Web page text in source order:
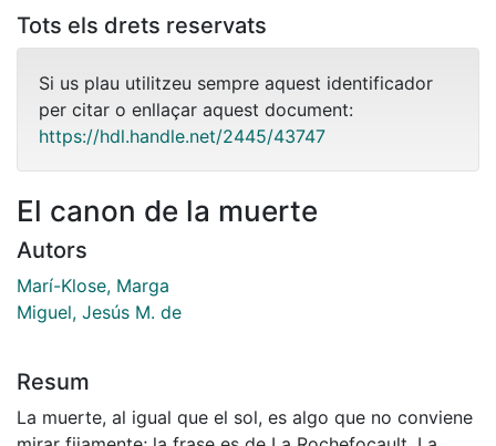
Tots els drets reservats
Si us plau utilitzeu sempre aquest identificador
per citar o enllaçar aquest document:
https://hdl.handle.net/2445/43747
El canon de la muerte
Autors
Marí-Klose, Marga
Miguel, Jesús M. de
Resum
La muerte, al igual que el sol, es algo que no conviene